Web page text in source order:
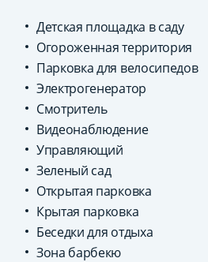
Детская площадка в саду
Огороженная территория
Парковка для велосипедов
Электрогенератор
Смотритель
Видеонаблюдение
Управляющий
Зеленый сад
Открытая парковка
Крытая парковка
Беседки для отдыха
Зона барбекю